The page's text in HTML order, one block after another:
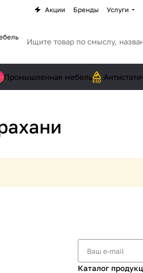
Акции Бренды Услуги
Промышленная мебель
Каталог